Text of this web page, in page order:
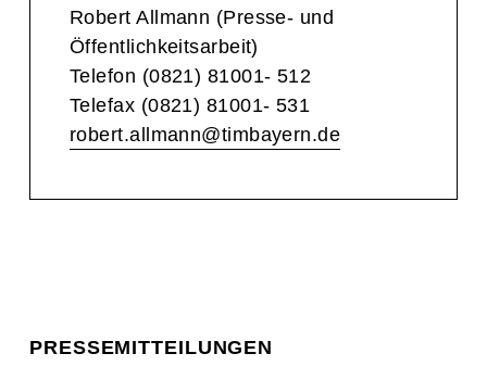
Robert Allmann (Presse- und
Öffentlichkeitsarbeit)
Telefon (0821) 81001- 512
Telefax (0821) 81001- 531
robert.allmann@timbayern.de
PRESSEMITTEILUNGEN